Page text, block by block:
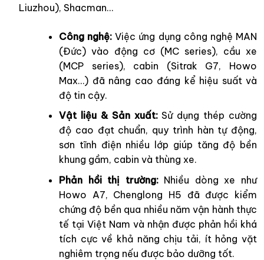
Liuzhou), Shacman…
Công nghệ: Việc ứng dụng công nghệ MAN
(Đức) vào động cơ (MC series), cầu xe
(MCP series), cabin (Sitrak G7, Howo
Max…) đã nâng cao đáng kể hiệu suất và
độ tin cậy.
Vật liệu & Sản xuất:Sử dụng thép cường
độ cao đạt chuẩn, quy trình hàn tự động,
sơn tĩnh điện nhiều lớp giúp tăng độ bền
khung gầm, cabin và thùng xe.
Phản hồi thị trường:Nhiều dòng xe như
Howo A7, Chenglong H5 đã được kiểm
chứng độ bền qua nhiều năm vận hành thực
tế tại Việt Nam và nhận được phản hồi khá
tích cực về khả năng chịu tải, ít hỏng vặt
nghiêm trọng nếu được bảo dưỡng tốt.